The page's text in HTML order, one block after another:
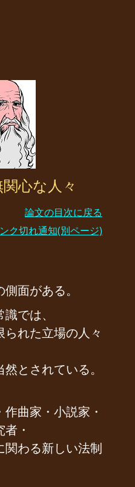
心な人々
論文の目次に戻る
ク切れ通知(別ページ)
面がある。
では、
れた立場の人々
とされている。
曲家・小説家・
・
関わる新しい法制